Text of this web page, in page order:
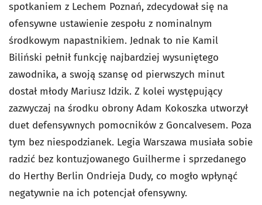
spotkaniem z Lechem Poznań, zdecydował się na
ofensywne ustawienie zespołu z nominalnym
środkowym napastnikiem. Jednak to nie Kamil
Biliński pełnił funkcję najbardziej wysuniętego
zawodnika, a swoją szansę od pierwszych minut
dostał młody Mariusz Idzik. Z kolei występujący
zazwyczaj na środku obrony Adam Kokoszka utworzył
duet defensywnych pomocników z Goncalvesem. Poza
tym bez niespodzianek. Legia Warszawa musiała sobie
radzić bez kontuzjowanego Guilherme i sprzedanego
do Herthy Berlin Ondrieja Dudy, co mogło wpłynąć
negatywnie na ich potencjał ofensywny.